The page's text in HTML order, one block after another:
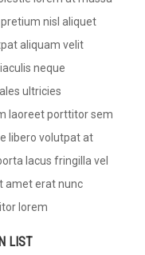
pretium nisl aliquet
aliquam velit
neque
ultricies
laoreet porttitor sem
libero volutpat at
lacus fringilla vel
amet erat nunc
lorem
LIST